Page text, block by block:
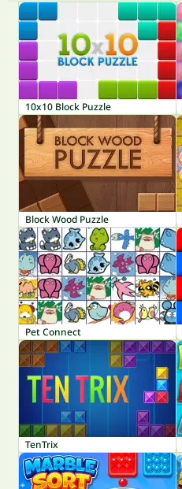
10x10 Block Puzzle
Block Wood Puzzle
Pet Connect
TenTrix